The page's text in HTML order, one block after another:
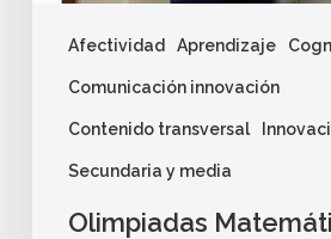
Afectividad Aprendizaje
Comunicación innovación
Contenido transversal
Secundaria y media
Olimpiadas